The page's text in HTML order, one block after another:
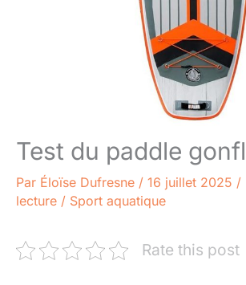
Test du paddle
Par Éloïse Dufresne / 16 juillet 2025 /
lecture / Sport aquatique
Rate this post